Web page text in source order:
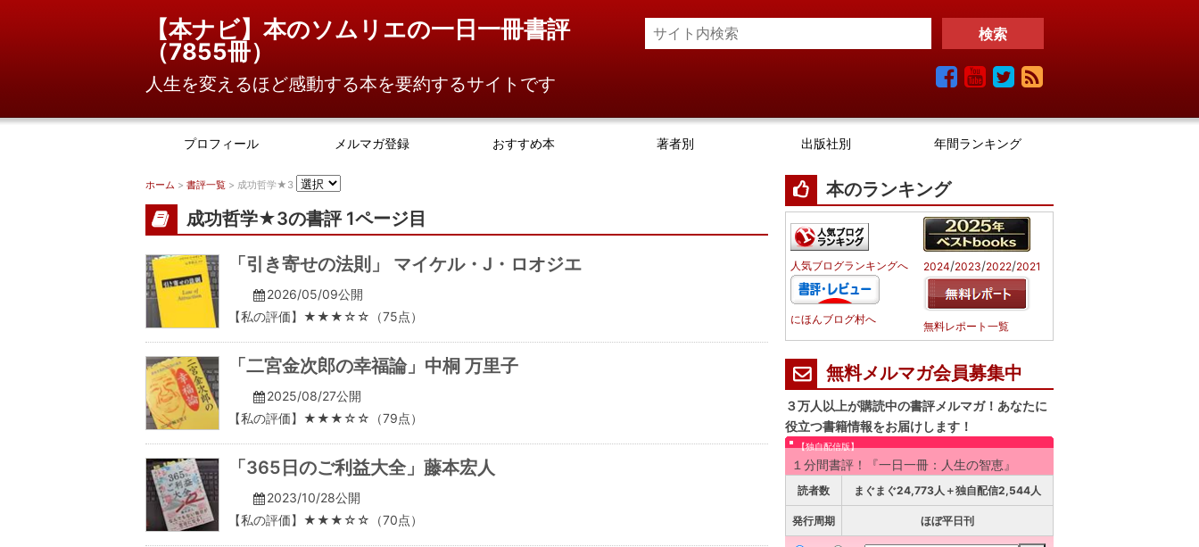
【本ナビ】本のソムリエの一日一冊書評
（7855冊）
人生を変えるほど感動する本を要約するサイトです
プロフィール メルマガ登録 おすすめ本 著者別 出版社別 年間ランキング
ホーム > 書評一覧 > 成功哲学★3
成功哲学★3の書評 1ページ目
「引き寄せの法則」 マイケル・J・ロオジエ
2026/05/09公開
【私の評価】★★★☆☆（75点）
「二宮金次郎の幸福論」中桐 万里子
2025/08/27公開
【私の評価】★★★☆☆（79点）
「365日のご利益大全」藤本宏人
2023/10/28公開
【私の評価】★★★☆☆（70点）
本のランキング
人気ブログランキングへ
にほんブログ村へ
2024/2023/2022/2021
無料レポート一覧
無料メルマガ会員募集中
３万人以上が購読中の書評メルマガ！あなたに
役立つ書籍情報をお届けします！
【独自配信版】
１分間書評！『一日一冊：人生の智恵』
読者数 まぐまぐ24,773人＋独自配信2,544人
発行周期 ほぼ平日刊